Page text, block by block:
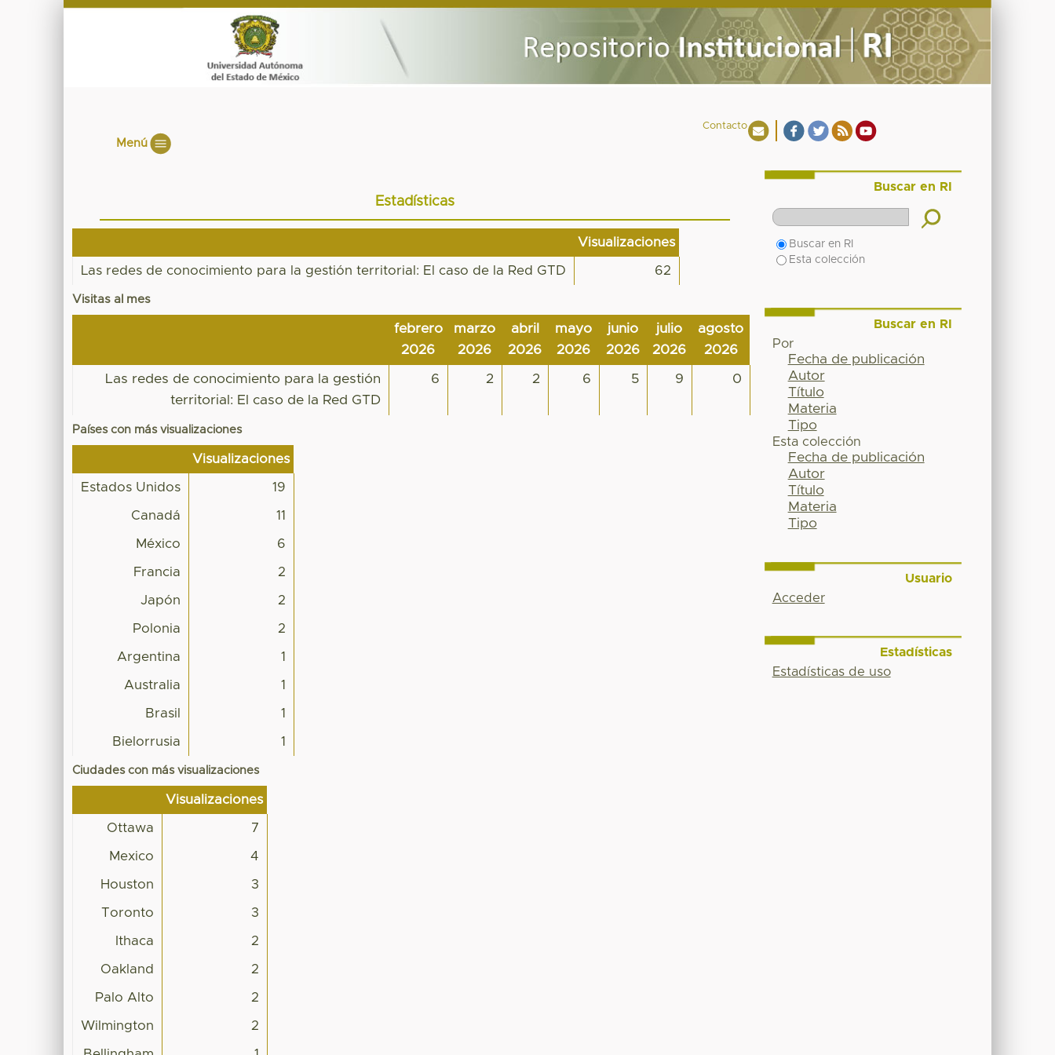
Contacto
Menú
Estadísticas
Visualizaciones
Las redes de conocimiento para la gestión territorial: El caso de la Red GTD 62
Visitas al mes
febrero
2026
marzo
2026
abril
2026
mayo
2026
junio
2026
julio
2026
agosto
2026
Las redes de conocimiento para la gestión
territorial: El caso de la Red GTD
6 2 2 6 5 9 0
Países con más visualizaciones
Visualizaciones
Estados Unidos 19
Canadá 11
México 6
Francia 2
Japón 2
Polonia 2
Argentina 1
Australia 1
Brasil 1
Bielorrusia 1
Ciudades con más visualizaciones
Visualizaciones
Ottawa 7
Mexico 4
Houston 3
Toronto 3
Ithaca 2
Oakland 2
Palo Alto 2
Wilmington 2
Buscar en RI
Buscar en RI
Esta colección
Buscar en RI
Por
Fecha de publicación
Autor
Título
Materia
Tipo
Esta colección
Fecha de publicación
Autor
Título
Materia
Tipo
Usuario
Acceder
Estadísticas
Estadísticas de uso